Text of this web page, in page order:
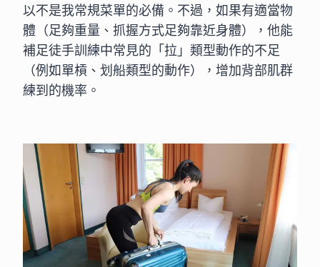
以不是我常規菜單的必備。不過，如果有適當物
體（足夠重量、抓握方式足夠靠近身體），他能
補足徒手訓練中常見的「拉」類型動作的不足
（例如單槓、划船類型的動作），增加背部肌群
練到的機率。